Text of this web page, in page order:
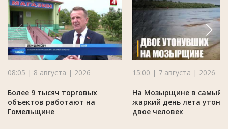
08:05 | 8 августа | 2026
Более 9 тысяч торговых
объектов работают на
Гомельщине
15:00 | 7 августа | 2026
На Мозырщине в самый
жаркий день лета
двое человек